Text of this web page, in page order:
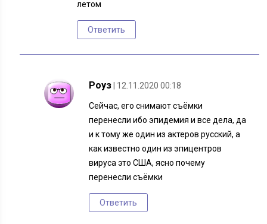
летом
Ответить
Роуз | 12.11.2020 00:18
Сейчас, его снимают съёмки
перенесли ибо эпидемия и все дела, да
и к тому же один из актеров русский, а
как известно один из эпицентров
вируса это США, ясно почему
перенесли съёмки
Ответить